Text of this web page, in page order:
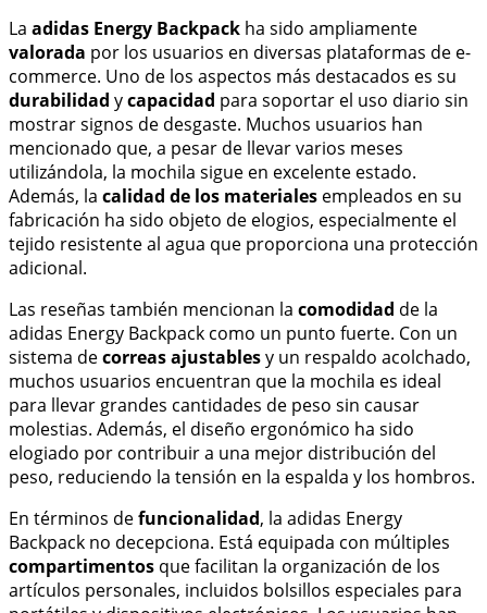
La adidas Energy Backpack ha sido ampliamente
valorada por los usuarios en diversas plataformas de e-
commerce. Uno de los aspectos más destacados es su
durabilidad ycapacidad para soportar el uso diario sin
mostrar signos de desgaste. Muchos usuarios han
mencionado que, a pesar de llevar varios meses
utilizándola, la mochila sigue en excelente estado.
Además, la calidad de los materiales empleados en su
fabricación ha sido objeto de elogios, especialmente el
tejido resistente al agua que proporciona una protección
adicional.
Las reseñas también mencionan la comodidad de la
adidas Energy Backpack como un punto fuerte. Con un
sistema decorreas ajustablesy un respaldo acolchado,
muchos usuarios encuentran que la mochila es ideal
para llevar grandes cantidades de peso sin causar
molestias. Además, el diseño ergonómico ha sido
elogiado por contribuir a una mejor distribución del
peso, reduciendo la tensión en la espalda y los hombros.
En términos defuncionalidad, la adidas Energy
Backpack no decepciona. Está equipada con múltiples
compartimentos que facilitan la organización de los
artículos personales, incluidos bolsillos especiales para